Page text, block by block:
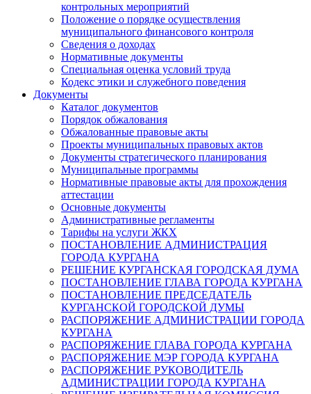
контрольных мероприятий
Положение о порядке осуществления
муниципального финансового контроля
Сведения о доходах
Нормативные документы
Специальная оценка условий труда
Кодекс этики и служебного поведения
Документы
Каталог документов
Порядок обжалования
Обжалованные правовые акты
Проекты муниципальных правовых актов
Документы стратегического планирования
Муниципальные программы
Нормативные правовые акты для прохождения
аттестации
Основные документы
Административные регламенты
Тарифы на услуги ЖКХ
ПОСТАНОВЛЕНИЕ АДМИНИСТРАЦИЯ
ГОРОДА КУРГАНА
РЕШЕНИЕ КУРГАНСКАЯ ГОРОДСКАЯ ДУМА
ПОСТАНОВЛЕНИЕ ГЛАВА ГОРОДА КУРГАНА
ПОСТАНОВЛЕНИЕ ПРЕДСЕДАТЕЛЬ
КУРГАНСКОЙ ГОРОДСКОЙ ДУМЫ
РАСПОРЯЖЕНИЕ АДМИНИСТРАЦИИ ГОРОДА
КУРГАНА
РАСПОРЯЖЕНИЕ ГЛАВА ГОРОДА КУРГАНА
РАСПОРЯЖЕНИЕ МЭР ГОРОДА КУРГАНА
РАСПОРЯЖЕНИЕ РУКОВОДИТЕЛЬ
АДМИНИСТРАЦИИ ГОРОДА КУРГАНА